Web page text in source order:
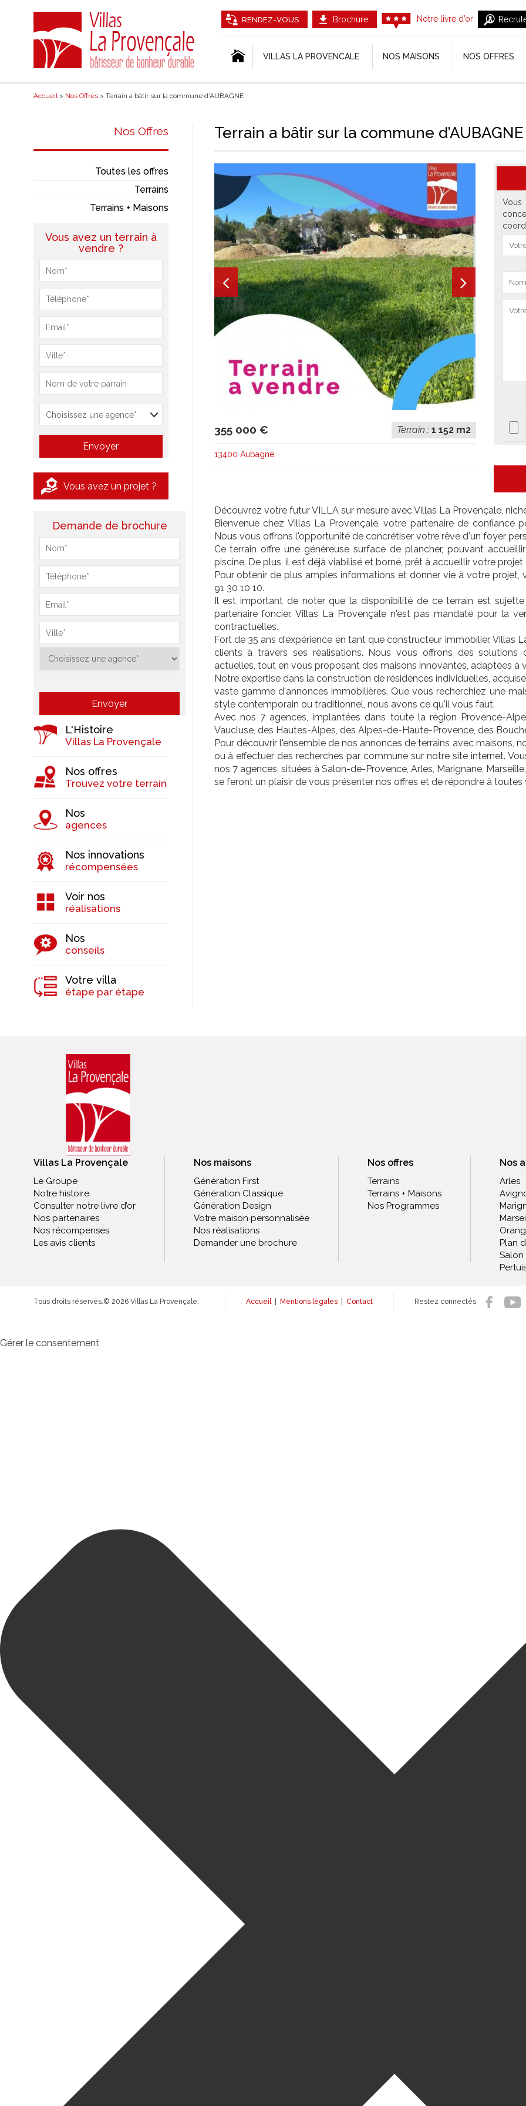
RENDEZ-VOUS Brochure Notre livre d’or
VILLAS LA PROVENCALE NOS MAISONS NOS OFFRES
Accueil> Nos Offres > Terrain a bâtir sur la commune d’AUBAGNE
Terrain a bâtir sur la commune d’AUBAGNE
355 000 € Terrain : 1 152 m2
13400 Aubagne
Vous
Découvrez votre futur VILLA sur mesure avec Villas La Provençale,
Bienvenue chez Villas La Provençale, votre partenaire de confiance
Nous vous offrons l'opportunité de concrétiser votre rêve d'un foyer
Ce terrain offre une généreuse surface de plancher, pouvant
piscine. De plus, il est déjà viabilisé et borné, prêt à accueillir votre
Pour obtenir de plus amples informations et donner vie à votre projet,
91 30 10 10.
Il est important de noter que la disponibilité de ce terrain est
partenaire foncier. Villas La Provençale n'est pas mandaté pour la
contractuelles.
Fort de 35 ans d'expérience en tant que constructeur immobilier, Villas
clients à travers ses réalisations. Nous vous offrons des
actuelles, tout en vous proposant des maisons innovantes, adaptées à
Notre expertise dans la construction de résidences individuelles,
vaste gamme d'annonces immobilières. Que vous recherchiez une
style contemporain ou traditionnel, nous avons ce qu'il vous faut.
Avec nos 7 agences, implantées dans toute la région Provence-
Vaucluse, des Hautes-Alpes, des Alpes-de-Haute-Provence, des
Pour découvrir l'ensemble de nos annonces de terrains avec maisons,
ou à effectuer des recherches par commune sur notre site internet.
nos 7 agences, situées à Salon-de-Provence, Arles, Marignane,
se feront un plaisir de vous présenter nos offres et de répondre à toutes
Nos Offres
Toutes les offres
Terrains
Terrains + Maisons
Vous avez un terrain à
vendre ?
Vous avez un projet ?
Demande de brochure
L'Histoire
Villas La Provençale
Nos offres
Trouvez votre terrain
Nos
agences
Nos innovations
récompensées
Voir nos
réalisations
Nos
conseils
Votre villa
étape par étape
Villas La Provençale
Le Groupe
Notre histoire
Consulter notre livre d’or
Nos partenaires
Nos récompenses
Les avis clients
Nos maisons
Génération First
Génération Classique
Génération Design
Votre maison personnalisée
Nos réalisations
Demander une brochure
Nos offres
Terrains
Terrains + Maisons
Nos Programmes
Nos
Arles
Plan
Salon
© 2026 Villas La Provençale.
Tous droits réservés. Accueil| Mentions légales Contact Restez connectés
Gérer le consentement